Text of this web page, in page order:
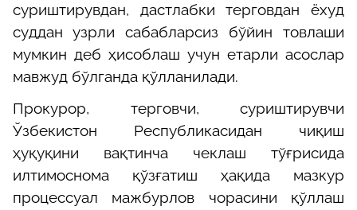
суриштирувдан, дастлабки терговдан ёхуд
суддан узрли сабабларсиз бўйин товлаши
мумкин деб ҳисоблаш учун етарли асослар
мавжуд бўлганда қўлланилади.
Прокурор, терговчи, суриштирувчи
Ўзбекистон Республикасидан чиқиш
ҳуқуқини вақтинча чеклаш тўғрисида
илтимоснома қўзғатиш ҳақида мазкур
процессуал мажбурлов чорасини қўллаш